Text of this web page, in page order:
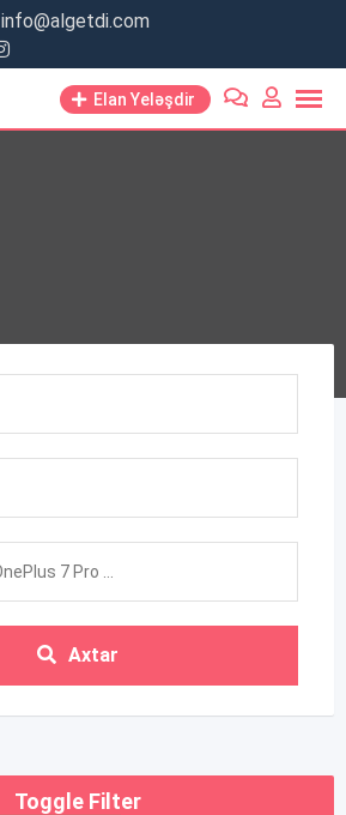
info@algetdi.com
Elan Yeləşdir
Axtar
Toggle Filter